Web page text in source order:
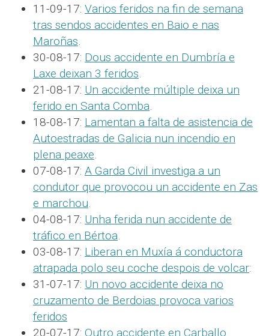
11-09-17: Varios feridos na fin de semana
tras sendos accidentes en Baio e nas
Maroñas
30-08-17: Dous accidente en Dumbría e
Laxe deixan 3 feridos
21-08-17: Un accidente múltiple deixa un
ferido en Santa Comba
18-08-17: Lamentan a falta de asistencia de
Autoestradas de Galicia nun incendio en
plena peaxe
07-08-17: A Garda Civil investiga a un
condutor que provocou un accidente en Zas
e marchou
04-08-17: Unha ferida nun accidente de
tráfico en Bértoa
03-08-17: Liberan en Muxía á conductora
atrapada polo seu coche despois de volcar:
31-07-17: Un novo accidente deixa no
cruzamento de Berdoias provoca varios
feridos
20-07-17: Outro accidente en Carballo